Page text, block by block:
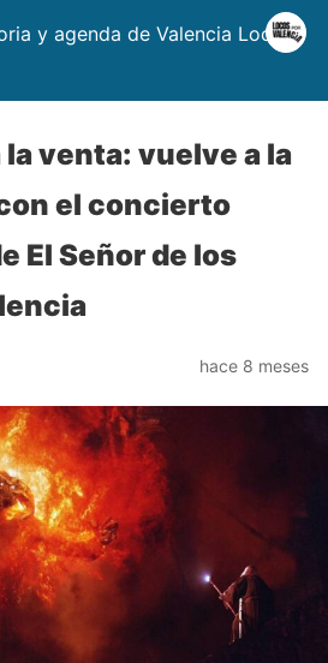
y agenda de Valencia Locos
la venta: vuelve a la
el concierto
El Señor de los
hace 8 meses